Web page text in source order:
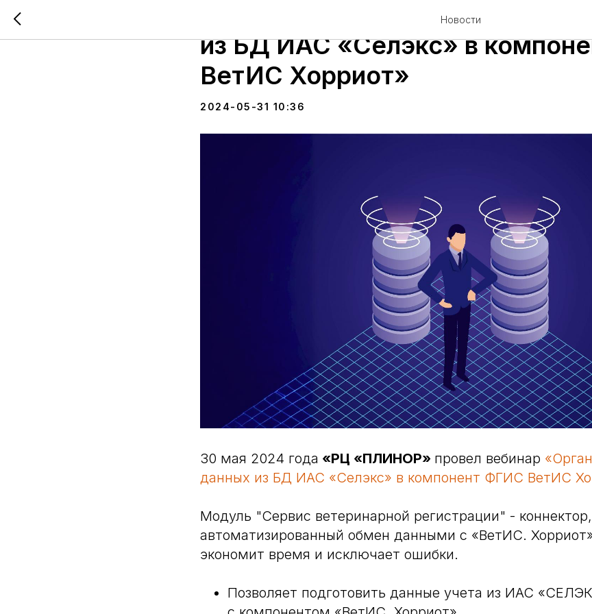
Новости
Вебинар «Организация
из БД ИАС «Селэкс» в
ВетИС Хорриот»
2024-05-31 10:36
30 мая 2024 года «РЦ «ПЛИНОР» провел вебинар
данных из БД ИАС «Селэкс» в компонент ФГИС ВетИС
Модуль "Сервис ветеринарной регистрации" -
автоматизированный обмен данными с «ВетИС.
экономит время и исключает ошибки.
Позволяет подготовить данные учета из ИАС